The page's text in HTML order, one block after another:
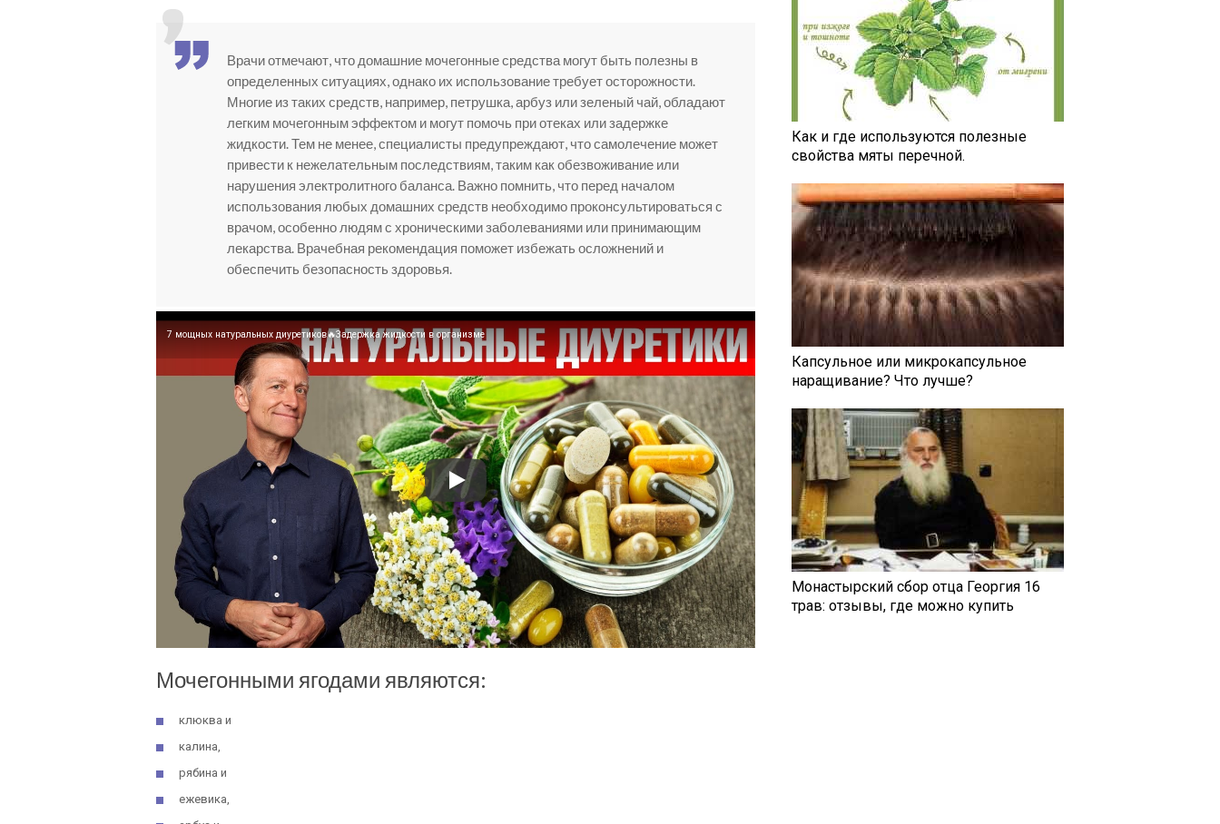
Врачи отмечают, что домашние мочегонные средства могут быть полезны в
определенных ситуациях, однако их использование требует осторожности.
Многие из таких средств, например, петрушка, арбуз или зеленый чай, обладают
легким мочегонным эффектом и могут помочь при отеках или задержке
жидкости. Тем не менее, специалисты предупреждают, что самолечение может
привести к нежелательным последствиям, таким как обезвоживание или
нарушения электролитного баланса. Важно помнить, что перед началом
использования любых домашних средств необходимо проконсультироваться с
врачом, особенно людям с хроническими заболеваниями или принимающим
лекарства. Врачебная рекомендация поможет избежать осложнений и
обеспечить безопасность здоровья.
7 мощных натуральных диуретиков🔥Задержка жидкости в организме
Мочегонными ягодами являются:
клюква и
калина,
рябина и
ежевика,
Как и где используются полезные
свойства мяты перечной.
Капсульное или микрокапсульное
наращивание? Что лучше?
Монастырский сбор отца Георгия 16
трав: отзывы, где можно купить